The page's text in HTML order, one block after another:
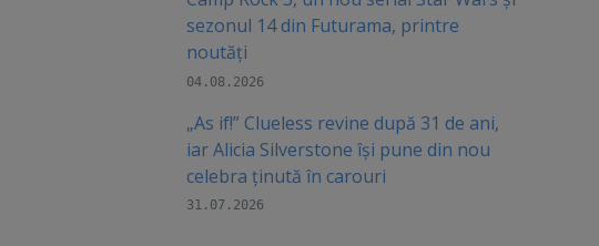
sezonul 14 din Futurama, printre
noutăți
04.08.2026
„As if!” Clueless revine după 31 de ani,
iar Alicia Silverstone își pune din nou
celebra ținută în carouri
31.07.2026